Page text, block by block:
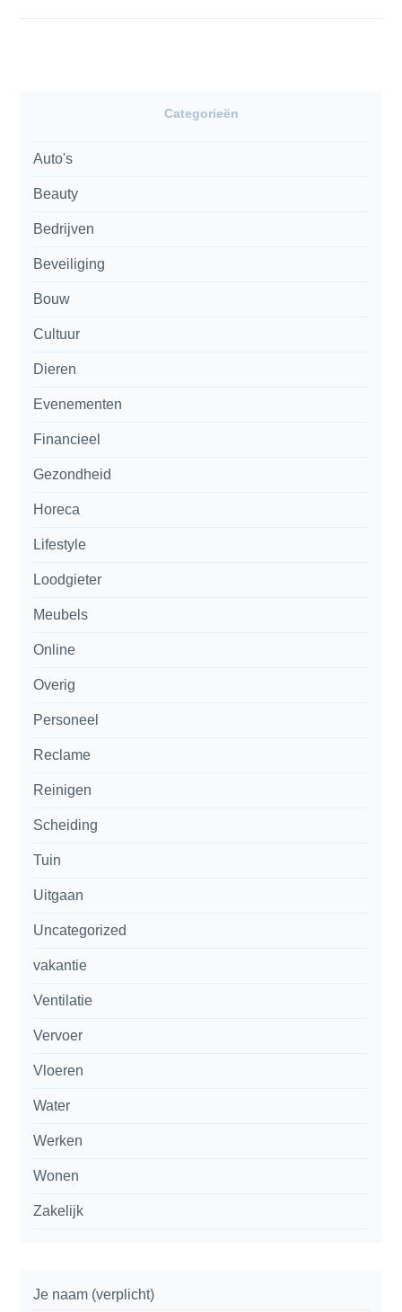
Categorieën
Auto's
Beauty
Bedrijven
Beveiliging
Bouw
Cultuur
Dieren
Evenementen
Financieel
Gezondheid
Horeca
Lifestyle
Loodgieter
Meubels
Online
Overig
Personeel
Reclame
Reinigen
Scheiding
Tuin
Uitgaan
Uncategorized
vakantie
Ventilatie
Vervoer
Vloeren
Water
Werken
Wonen
Zakelijk
Je naam (verplicht)